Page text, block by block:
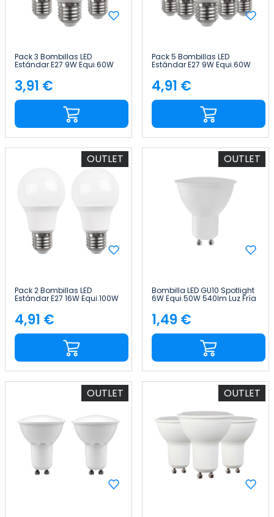
Pack 3 Bombillas LED
Estándar E27 9W Equi.60W
806lm 15000H Primer Leader
Precio
3,91 €
Pack 5 Bombillas LED
Estándar E27 9W Equi.60W
806lm 3000K 15000H Primer
Leader
Precio
4,91 €
OUTLET
Pack 2 Bombillas LED
Estándar E27 16W Equi.100W
Home
Precio
4,91 €
OUTLET
Bombilla LED GU10 Spotlight
6W Equi.50W 540lm Luz Fría
Precio
1,49 €
OUTLET OUTLET